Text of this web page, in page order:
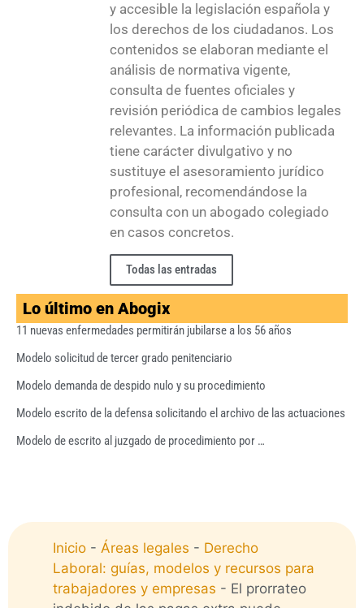
y accesible la legislación española y
los derechos de los ciudadanos. Los
contenidos se elaboran mediante el
análisis de normativa vigente,
consulta de fuentes oficiales y
revisión periódica de cambios legales
relevantes. La información publicada
tiene carácter divulgativo y no
sustituye el asesoramiento jurídico
profesional, recomendándose la
consulta con un abogado colegiado
en casos concretos.
Todas las entradas
Lo último en Abogix
11 nuevas enfermedades permitirán jubilarse a los 56 años
Modelo solicitud de tercer grado penitenciario
Modelo demanda de despido nulo y su procedimiento
Modelo escrito de la defensa solicitando el archivo de las actuaciones
Modelo de escrito al juzgado de procedimiento por …
Inicio - Áreas legales - Derecho
Laboral: guías, modelos y recursos para
trabajadores y empresas - El prorrateo